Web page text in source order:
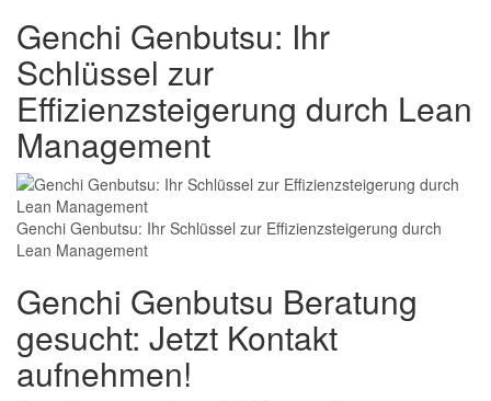
Genchi Genbutsu: Ihr
Schlüssel zur
Effizienzsteigerung durch Lean
Management
Genchi Genbutsu: Ihr Schlüssel zur Effizienzsteigerung durch
Lean Management
Genchi Genbutsu Beratung
gesucht: Jetzt Kontakt
aufnehmen!